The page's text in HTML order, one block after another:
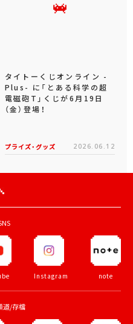
タイトーくじオンライン -
Plus- に「とある科学の超
電磁砲T」くじが6月19日
（金）登場！
プライズ・グッズ 2026.06.12
Instagram note
道/存檔